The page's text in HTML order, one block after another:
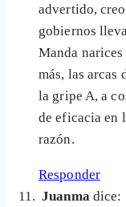
advertido,
gobiernos
Manda
más, las arcas
la gripe A, a
de eficacia en
razón.
Responder
Juanma dice: